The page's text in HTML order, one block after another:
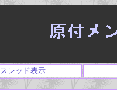
スレッド表示